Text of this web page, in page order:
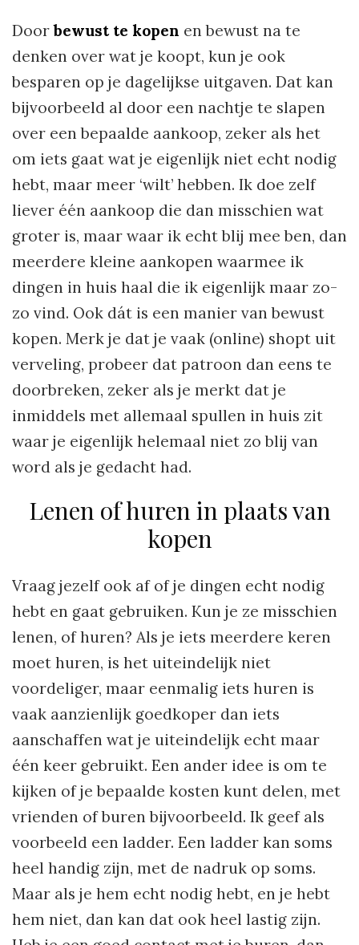
Doorbewust te kopen en bewust na te
denken over wat je koopt, kun je ook
besparen op je dagelijkse uitgaven. Dat kan
bijvoorbeeld al door een nachtje te slapen
over een bepaalde aankoop, zeker als het
om iets gaat wat je eigenlijk niet echt nodig
hebt, maar meer ‘wilt’ hebben. Ik doe zelf
liever één aankoop die dan misschien wat
groter is, maar waar ik echt blij mee ben, dan
meerdere kleine aankopen waarmee ik
dingen in huis haal die ik eigenlijk maar zo-
zo vind. Ook dát is een manier van bewust
kopen. Merk je dat je vaak (online) shopt uit
verveling, probeer dat patroon dan eens te
doorbreken, zeker als je merkt dat je
inmiddels met allemaal spullen in huis zit
waar je eigenlijk helemaal niet zo blij van
word als je gedacht had.
Lenen of huren in plaats van
kopen
Vraag jezelf ook af of je dingen echt nodig
hebt en gaat gebruiken. Kun je ze misschien
lenen, of huren? Als je iets meerdere keren
moet huren, is het uiteindelijk niet
voordeliger, maar eenmalig iets huren is
vaak aanzienlijk goedkoper dan iets
aanschaffen wat je uiteindelijk echt maar
één keer gebruikt. Een ander idee is om te
kijken of je bepaalde kosten kunt delen, met
vrienden of buren bijvoorbeeld. Ik geef als
voorbeeld een ladder. Een ladder kan soms
heel handig zijn, met de nadruk op soms.
Maar als je hem echt nodig hebt, en je hebt
hem niet, dan kan dat ook heel lastig zijn.